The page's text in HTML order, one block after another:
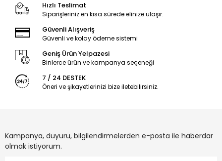
Hızlı Teslimat
Siparişleriniz en kısa sürede elinize ulaşır.
Güvenli Alışveriş
Güvenli ve kolay ödeme sistemi
Geniş Ürün Yelpazesi
Binlerce ürün ve kampanya seçeneği
7 / 24 DESTEK
Öneri ve şikayetlerinizi bize iletebilirsiniz.
Kampanya, duyuru, bilgilendirmelerden e-posta ile haberdar
olmak istiyorum.